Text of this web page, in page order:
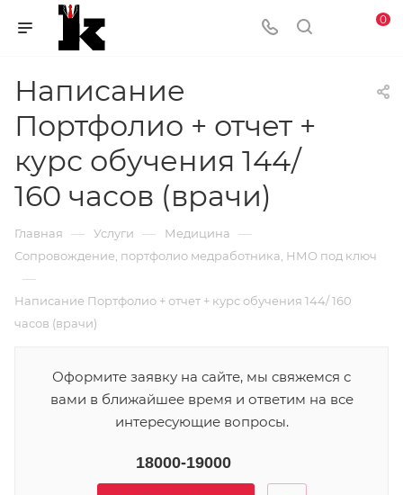
0
Написание
Портфолио + отчет +
курс обучения 144/
160 часов (врачи)
Главная — Услуги — Медицина —
Сопровождение, портфолио медработника, НМО под ключ
—
Написание Портфолио + отчет + курс обучения 144/ 160
часов (врачи)
Оформите заявку на сайте, мы свяжемся с
вами в ближайшее время и ответим на все
интересующие вопросы.
18000-19000